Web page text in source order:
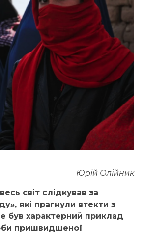
Юрій Олійник
світ слідкував за
які прагнули втекти з
був характерний приклад
пришвидшеної